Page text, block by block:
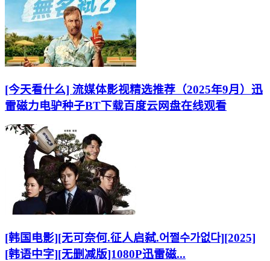
[今天看什么] 流媒体影视精选推荐（2025年9月）迅
雷磁力电驴种子BT下载百度云网盘在线观看
[韩国电影][无可奈何.征人启弑.어쩔수가없다][2025]
[韩语中字][无删减版]1080P迅雷磁...